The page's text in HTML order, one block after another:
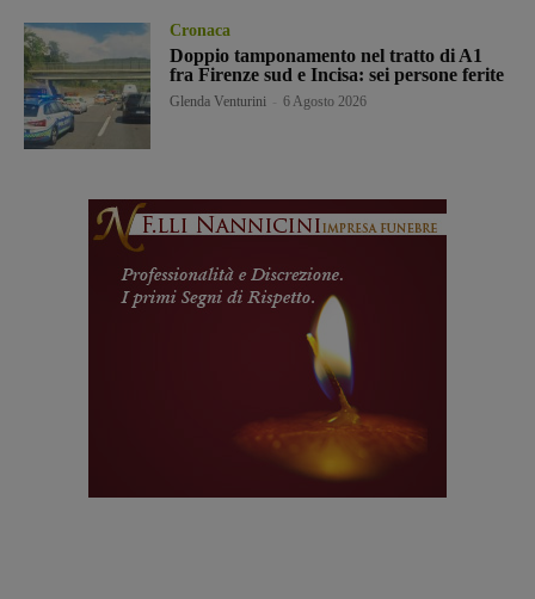
Cronaca
Doppio tamponamento nel tratto di A1
fra Firenze sud e Incisa: sei persone ferite
Glenda Venturini 6 Agosto 2026